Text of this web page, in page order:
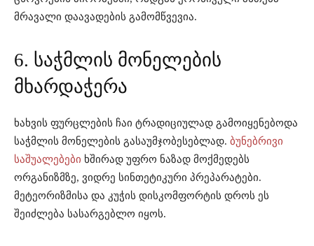
მრავალი დაავადების გამომწვევია.
6. საჭმლის მონელების
მხარდაჭერა
ხახვის ფურცლების ჩაი ტრადიციულად გამოიყენებოდა
საჭმლის მონელების გასაუმჯობესებლად. ბუნებრივი
საშუალებები ხშირად უფრო ნაზად მოქმედებს
ორგანიზმზე, ვიდრე სინთეტიკური პრეპარატები.
მეტეორიზმისა და კუჭის დისკომფორტის დროს ეს
შეიძლება სასარგებლო იყოს.